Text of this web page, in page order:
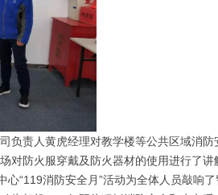
责人黄虎经理对教学楼等公共区域消防
对防火服穿戴及防火器材的使用进行了
“119消防安全月”活动为全体人员敲响